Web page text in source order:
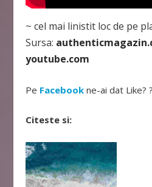
~ cel mai linistit loc de pe
Sursa:
youtube.com
Pe Facebook ne-ai dat Like? ?
Citeste si: